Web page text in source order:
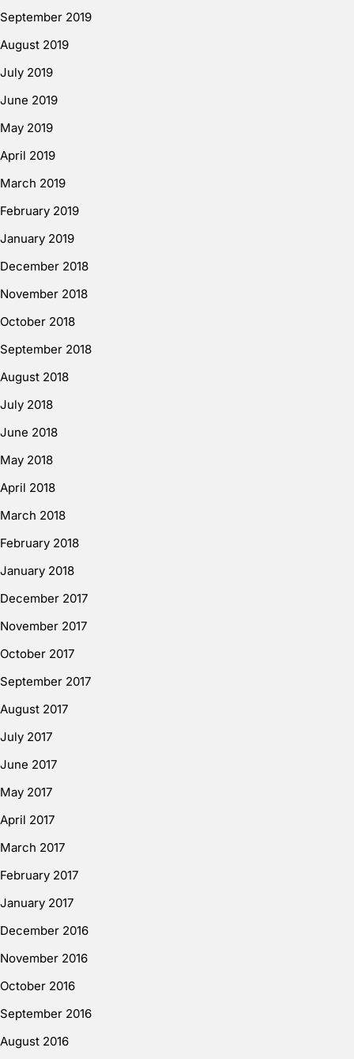
September 2019
August 2019
July 2019
June 2019
May 2019
April 2019
March 2019
February 2019
January 2019
December 2018
November 2018
October 2018
September 2018
August 2018
July 2018
June 2018
May 2018
April 2018
March 2018
February 2018
January 2018
December 2017
November 2017
October 2017
September 2017
August 2017
July 2017
June 2017
May 2017
April 2017
March 2017
February 2017
January 2017
December 2016
November 2016
October 2016
September 2016
August 2016